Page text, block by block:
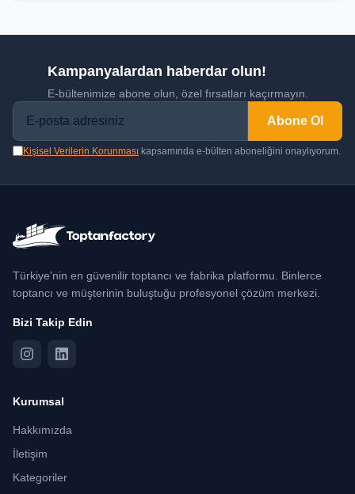
Kampanyalardan haberdar olun!
E-bültenimize abone olun, özel fırsatları kaçırmayın.
Abone Ol
Kişisel Verilerin Korunması kapsamında e-bülten aboneliğini onaylıyorum.
Türkiye'nin en güvenilir toptancı ve fabrika platformu. Binlerce
toptancı ve müşterinin buluştuğu profesyonel çözüm merkezi.
Bizi Takip Edin
Kurumsal
Hakkımızda
İletişim
Kategoriler